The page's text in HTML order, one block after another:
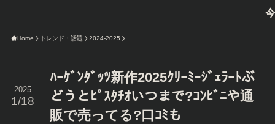
今限定の
Home トレンド・話題 2024-2025
ﾊｰｹﾞﾝﾀﾞｯﾂ新作2025ｸﾘｰﾐｰｼﾞｪﾗｰﾄぶ
どうとﾋﾟｽﾀﾁｵいつまで?ｺﾝﾋﾞﾆや通
販で売ってる?口ｺﾐも
2025
1/18